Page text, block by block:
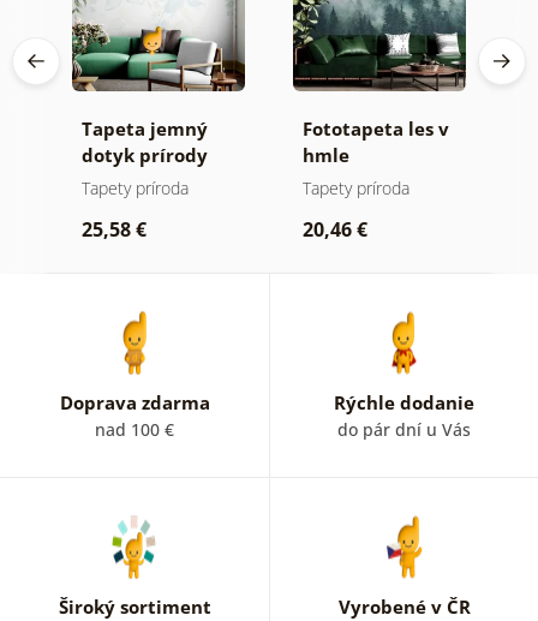
Tapeta jemný
dotyk prírody
Tapety príroda
25,58 €
Fototapeta les v
hmle
Tapety príroda
20,46 €
Doprava zdarma
nad 100 €
Rýchle dodanie
do pár dní u Vás
Široký sortiment Vyrobené v ČR